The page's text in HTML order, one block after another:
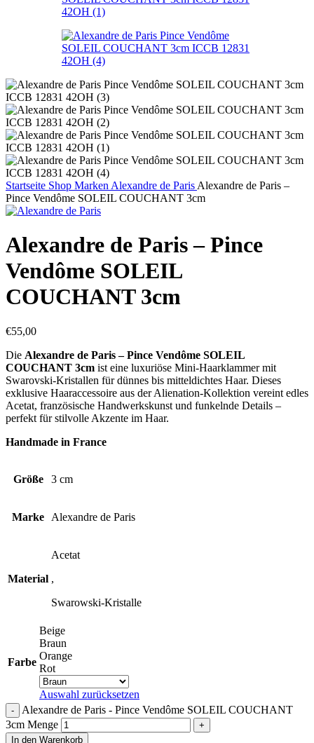
Startseite Shop Marken Alexandre de Paris Alexandre de Paris –
Pince Vendôme SOLEIL COUCHANT 3cm
Alexandre de Paris – Pince
Vendôme SOLEIL
COUCHANT 3cm
€55,00
Die Alexandre de Paris – Pince Vendôme SOLEIL
COUCHANT 3cm ist eine luxuriöse Mini-Haarklammer mit
Swarovski-Kristallen für dünnes bis mitteldichtes Haar. Dieses
exklusive Haaraccessoire aus der Alienation-Kollektion vereint edles
Acetat, französische Handwerkskunst und funkelnde Details –
perfekt für stilvolle Akzente im Haar.
Handmade in France
Größe 3 cm
Marke Alexandre de Paris
Material
Acetat
,
Swarowski-Kristalle
Farbe
Beige
Braun
Orange
Rot
Auswahl zurücksetzen
Alexandre de Paris - Pince Vendôme SOLEIL COUCHANT
3cm Menge
In den Warenkorb